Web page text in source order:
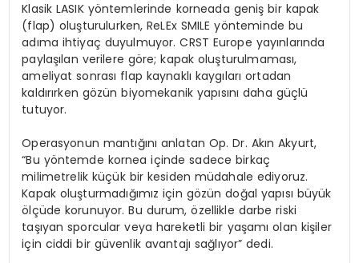
Klasik LASIK yöntemlerinde korneada geniş bir kapak
(flap) oluşturulurken, ReLEx SMILE yönteminde bu
adıma ihtiyaç duyulmuyor. CRST Europe yayınlarında
paylaşılan verilere göre; kapak oluşturulmaması,
ameliyat sonrası flap kaynaklı kaygıları ortadan
kaldırırken gözün biyomekanik yapısını daha güçlü
tutuyor.
Operasyonun mantığını anlatan Op. Dr. Akın Akyurt,
“Bu yöntemde kornea içinde sadece birkaç
milimetrelik küçük bir kesiden müdahale ediyoruz.
Kapak oluşturmadığımız için gözün doğal yapısı büyük
ölçüde korunuyor. Bu durum, özellikle darbe riski
taşıyan sporcular veya hareketli bir yaşamı olan kişiler
için ciddi bir güvenlik avantajı sağlıyor” dedi.